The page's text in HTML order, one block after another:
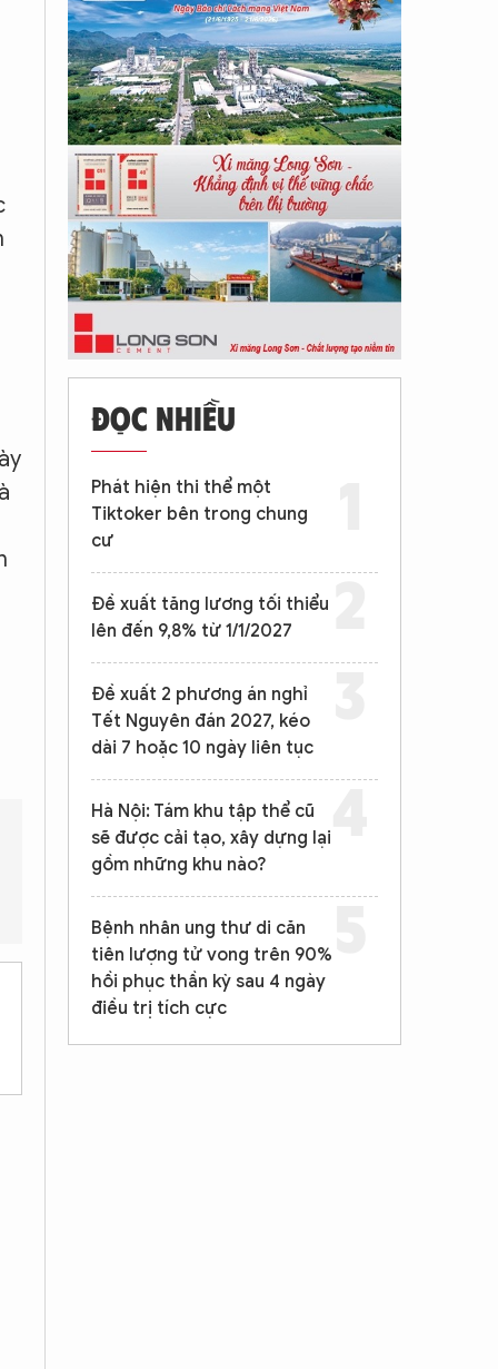
ĐỌC NHIỀU
Phát hiện thi thể một
Tiktoker bên trong chung
cư
Đề xuất tăng lương tối thiểu
lên đến 9,8% từ 1/1/2027
Đề xuất 2 phương án nghỉ
Tết Nguyên đán 2027, kéo
dài 7 hoặc 10 ngày liên tục
Hà Nội: Tám khu tập thể cũ
sẽ được cải tạo, xây dựng lại
gồm những khu nào?
Bệnh nhân ung thư di căn
tiên lượng tử vong trên 90%
hồi phục thần kỳ sau 4 ngày
điều trị tích cực